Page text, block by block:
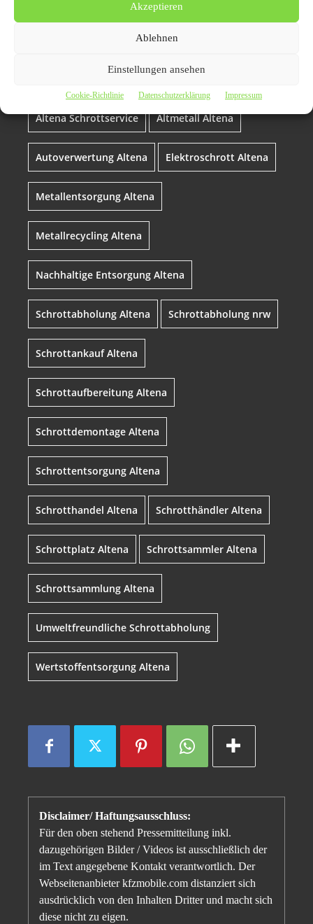
Akzeptieren
Ablehnen
Einstellungen ansehen
Cookie-Richtlinie Datenschutzerklärung Impressum
Effiziente Schrottabholung
Altena für eine saubere
Altena Schrottservice Altmetall Altena
Autoverwertung Altena Elektroschrott Altena
Metallentsorgung Altena
Metallrecycling Altena
Nachhaltige Entsorgung Altena
Schrottabholung Altena Schrottabholung nrw
Schrottankauf Altena
Schrottaufbereitung Altena
Schrottdemontage Altena
Schrottentsorgung Altena
Schrotthandel Altena Schrotthändler Altena
Schrottplatz Altena Schrottsammler Altena
Schrottsammlung Altena
Umweltfreundliche Schrottabholung
Wertstoffentsorgung Altena
Disclaimer/ Haftungsausschluss:
Für den oben stehend Pressemitteilung inkl.
dazugehörigen Bilder / Videos ist ausschließlich der
im Text angegebene Kontakt verantwortlich. Der
Webseitenanbieter kfzmobile.com distanziert sich
ausdrücklich von den Inhalten Dritter und macht sich
diese nicht zu eigen.